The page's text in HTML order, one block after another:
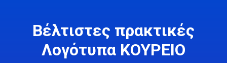
Βέλτιστες πρακτικές
Λογότυπα ΚΟΥΡΕΙΟ